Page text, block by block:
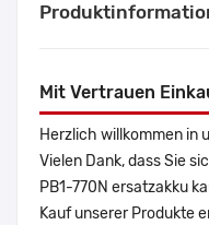
Mit Vertrauen
Herzlich willkommen in
Vielen Dank, dass Sie
PB1-770N ersatzakku
Kauf unserer Produkte